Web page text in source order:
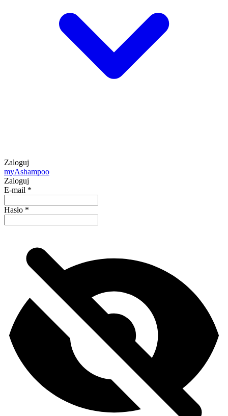
Zaloguj
myAshampoo
Zaloguj
E-mail *
Hasło *